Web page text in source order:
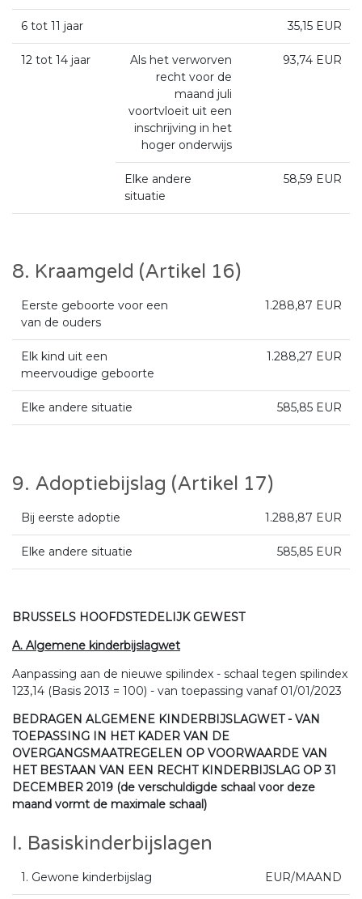
6 tot 11 jaar 35,15 EUR
12 tot 14 jaar
Als het verworven
recht voor de
maand juli
voortvloeit uit een
inschrijving in het
hoger onderwijs
93,74 EUR
Elke andere
situatie
58,59 EUR
8. Kraamgeld (Artikel 16)
Eerste geboorte voor een
van de ouders
1.288,87 EUR
Elk kind uit een
meervoudige geboorte
1.288,27 EUR
Elke andere situatie 585,85 EUR
9. Adoptiebijslag (Artikel 17)
Bij eerste adoptie 1.288,87 EUR
Elke andere situatie 585,85 EUR
BRUSSELS HOOFDSTEDELIJK GEWEST
A. Algemene kinderbijslagwet
Aanpassing aan de nieuwe spilindex - schaal tegen spilindex
123,14 (Basis 2013 = 100) - van toepassing vanaf 01/01/2023
BEDRAGEN ALGEMENE KINDERBIJSLAGWET - VAN
TOEPASSING IN HET KADER VAN DE
OVERGANGSMAATREGELEN OP VOORWAARDE VAN
HET BESTAAN VAN EEN RECHT KINDERBIJSLAG OP 31
DECEMBER 2019 (de verschuldigde schaal voor deze
maand vormt de maximale schaal)
I. Basiskinderbijslagen
1. Gewone kinderbijslag EUR/MAAND